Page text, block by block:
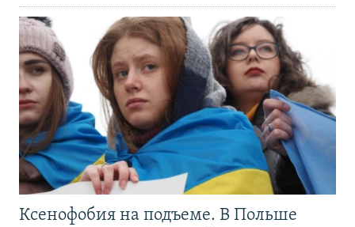
Ксенофобия на подъеме. В Польше